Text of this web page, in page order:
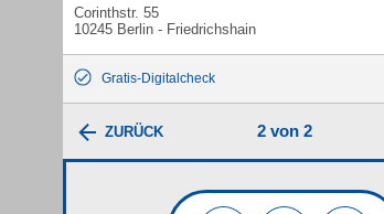
Corinthstr. 55
10245 Berlin - Friedrichshain
Gratis-Digitalcheck
ZURÜCK 2 von 2